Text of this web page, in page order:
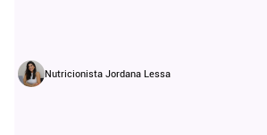
Nutricionista Jordana Lessa